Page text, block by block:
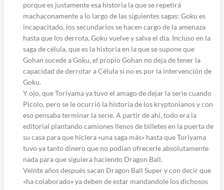
porque es justamente esa historia la que se repetirá
machaconamente a lo largo de las siguientes sagas: Goku es
incapacitado, los secundarios se hacen cargo de la amenaza
hasta que los derrota, Goku vuelve y salva el día. Incluso en la
saga de célula, que es la historia en la que se supone que
Gohan sucede a Goku, el propio Gohan no deja de tener la
capacidad de derrotar a Célula si no es por la intervención de
Goku.
Y ojo, que Toriyama ya tuvo el amago de dejar la serie cuando
Picolo, pero se le ocurrió la historia de los kryptonianos y con
eso pensaba terminar la serie. A partir de ahi, todo era la
editorial plantando camiones llenos de billetes en la puerta de
su casa para que hiciera «una saga más» hasta que Toriyama
tuvo ya tanto dinero que no podían ofrecerle absolutamente
nada para que siguiera haciendo Dragon Ball.
Veinte años después sacan Dragon Ball Super y con decir que
«ha colaborado» ya deben de estar mandandole los dichosos